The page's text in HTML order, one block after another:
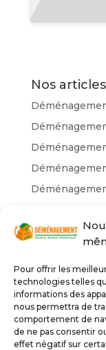
Pour offrir les
technologies telles
informations des
nous permettra de
comportement de
de ne pas consentir
effet négatif sur
Nos articles
Nos
déménageurs
lift et camion
Non classé